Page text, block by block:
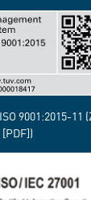
9001:2015-11
[PDF])